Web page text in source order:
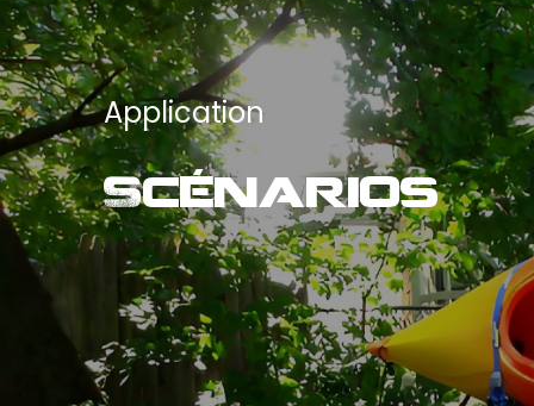
Application
Scénarios